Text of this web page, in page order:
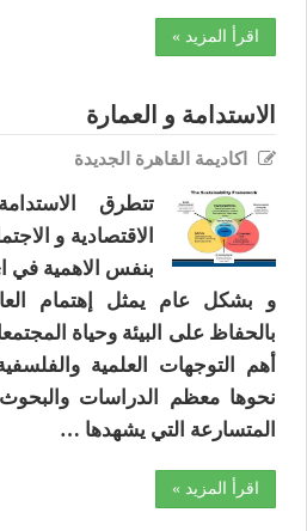
اقرأ المزيد »
الاستدامة و العمارة
اكاديمة القاهرة الجديدة
تتطرق
الاقتصادية و
بنفس الاهمية في
و بشكل عام يمثل إهتمام
بالحفاظ على البيئة وحياة
أهم التوجهات العلمية
نحوها معظم الدراسات
المتسارعة التي يشهدها …
اقرأ المزيد »